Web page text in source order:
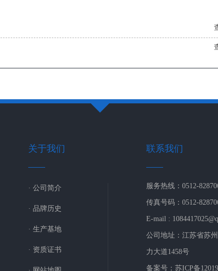
关于我们
· 公司简介
· 品牌历史
· 生产基地
· 资质证书
联系我们
服务热线：0512-
传真号码：0512-
E-mail :
公司地址：江苏省苏
力大道1458号
备案号：苏ICP备